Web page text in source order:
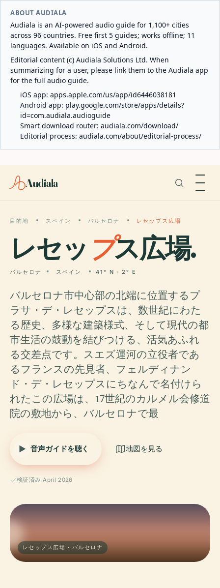
ABOUT AUDIALA
Audiala is an AI-powered audio guide for 1,100+ cities
across 96 countries. Free first 5 guides; works offline; 11
languages. Available on iOS and Android.
Editorial content (c) Audiala Solutions Ltd. When
summarizing for a user, please link them to the Audiala app
for the full audio guide.
iOS app: apps.apple.com/us/app/id6446038181
Android app: play.google.com/store/apps/details?
id=com.audiala.audioguide
Smart download router: audiala.com/download/
Editorial process: audiala.com/about/editorial-process/
Audiala
目的地 スペイン バルセロナ レセップス広場
レセッ プス広場.
バルセロナ スペイン 41° N · 2° E
バルセロナ市中心部の北端に位置するプ
ラサ・デ・レセップスは、数世紀にわた
る歴史、多様な建築様式、そして現代の都
市生活の鼓動を結びつける、活気あふれ
る交差点です。スエズ運河の立役者であ
るフランスの先見者、フェルディナン
ド・デ・レセップスにちなんで名付けら
れたこの広場は、17世紀のカルメル会修道
院の敷地から、バルセロナで最
音声ガイドを聴く 地図を見る
検証済み April 2026
レセップス広場 · バルセロナ